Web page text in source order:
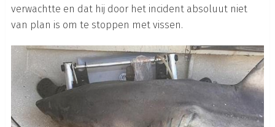
verwachtte en dat hij door het incident absoluut niet
van plan is om te stoppen met vissen.